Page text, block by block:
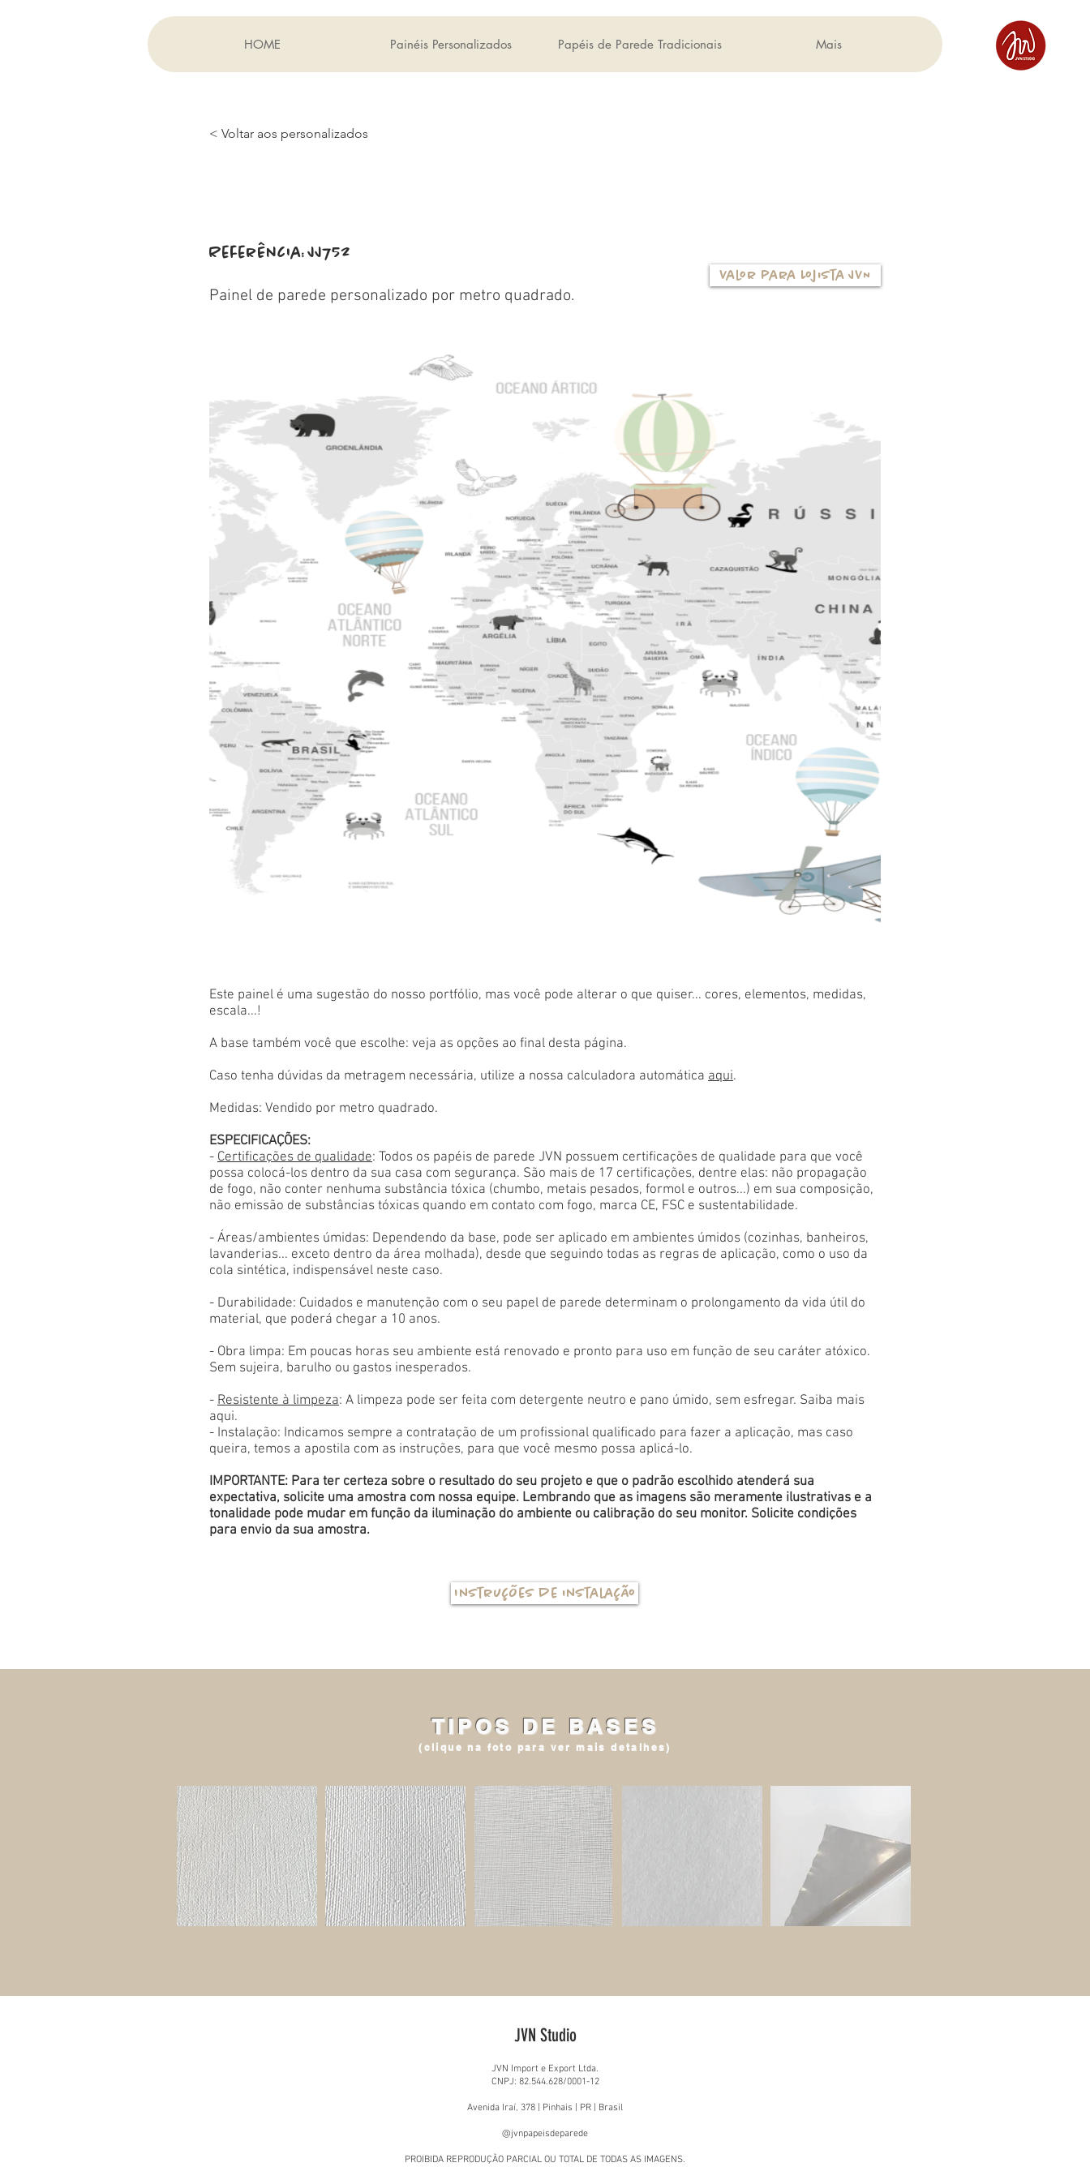
HOME Painéis Personalizados Papéis de Parede Tradicionais Mais
< Voltar aos personalizados
Referência: JJ752
Painel de parede personalizado por metro quadrado.
Valor para Lojista JVN
Este painel é uma sugestão do nosso portfólio, mas você pode alterar o que quiser... cores, elementos, medidas,
escala...!
A base também você que escolhe: veja as opções ao final desta página.
Caso tenha dúvidas da metragem necessária, utilize a nossa calculadora automática aqui.
Medidas: Vendido por metro quadrado.
ESPECIFICAÇÕES:
- Certificações de qualidade: Todos os papéis de parede JVN possuem certificações de qualidade para que você
possa colocá-los dentro da sua casa com segurança. São mais de 17 certificações, dentre elas: não propagação
de fogo, não conter nenhuma substância tóxica (chumbo, metais pesados, formol e outros...) em sua composição,
não emissão de substâncias tóxicas quando em contato com fogo, marca CE, FSC e sustentabilidade.
- Áreas/ambientes úmidas: Dependendo da base, pode ser aplicado em ambientes úmidos (cozinhas, banheiros,
lavanderias... exceto dentro da área molhada), desde que seguindo todas as regras de aplicação, como o uso da
cola sintética, indispensável neste caso.
- Durabilidade: Cuidados e manutenção com o seu papel de parede determinam o prolongamento da vida útil do
material, que poderá chegar a 10 anos.
- Obra limpa: Em poucas horas seu ambiente está renovado e pronto para uso em função de seu caráter atóxico.
Sem sujeira, barulho ou gastos inesperados.
- Resistente à limpeza: A limpeza pode ser feita com detergente neutro e pano úmido, sem esfregar. Saiba mais
aqui.
- Instalação: Indicamos sempre a contratação de um profissional qualificado para fazer a aplicação, mas caso
queira, temos a apostila com as instruções, para que você mesmo possa aplicá-lo.
IMPORTANTE: Para ter certeza sobre o resultado do seu projeto e que o padrão escolhido atenderá sua
expectativa, solicite uma amostra com nossa equipe. Lembrando que as imagens são meramente ilustrativas e a
tonalidade pode mudar em função da iluminação do ambiente ou calibração do seu monitor. Solicite condições
para envio da sua amostra.
Instruções de instalação
TIPOS DE BASES
(clique na foto para ver mais detalhes)
JVN Studio
JVN Import e Export Ltda.
CNPJ: 82.544.628/0001-12
Avenida Iraí, 378 | Pinhais | PR | Brasil
@jvnpapeisdeparede
PROIBIDA REPRODUÇÃO PARCIAL OU TOTAL DE TODAS AS IMAGENS.